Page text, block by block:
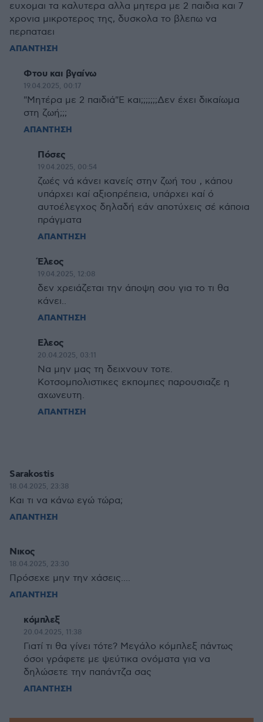
ευχομαι τα καλυτερα αλλα μητερα με 2 παιδια και 7
χρονια μικροτερος της, δυσκολα το βλεπω να
περπαταει
ΑΠΑΝΤΗΣΗ
Φτου και βγαίνω
19.04.2025, 00:17
"Μητέρα με 2 παιδιά"Ε και;;;;;;;Δεν έχει δικαίωμα
στη ζωή;;;
ΑΠΑΝΤΗΣΗ
Πόσες
19.04.2025, 00:54
ζωές νά κάνει κανείς στην ζωή του , κάπου
υπάρχει καί αξιοπρέπεια, υπάρχει καί ό
αυτοέλεγχος δηλαδή εάν αποτύχεις σέ κάποια
πράγματα
ΑΠΑΝΤΗΣΗ
Έλεος
19.04.2025, 12:08
δεν χρειάζεται την άποψη σου για το τι θα
κάνει..
ΑΠΑΝΤΗΣΗ
Ελεος
20.04.2025, 03:11
Να μην μας τη δειχνουν τοτε.
Κοτσομπολιστικες εκπομπες παρουσιαζε η
αχωνευτη.
ΑΠΑΝΤΗΣΗ
Sarakostis
18.04.2025, 23:38
Και τι να κάνω εγώ τώρα;
ΑΠΑΝΤΗΣΗ
Νικος
18.04.2025, 23:30
Πρόσεχε μην την χάσεις....
ΑΠΑΝΤΗΣΗ
κόμπλεξ
20.04.2025, 11:38
Γιατί τι θα γίνει τότε? Μεγάλο κόμπλεξ πάντως
όσοι γράφετε με ψεύτικα ονόματα για να
δηλώσετε την παπάντζα σας
ΑΠΑΝΤΗΣΗ